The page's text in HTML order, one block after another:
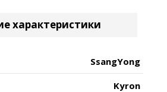
характеристики
SsangYong
Kyron